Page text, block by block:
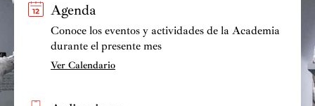
Agenda
Conoce los eventos y actividades de la Academia
durante el presente mes
Ver Calendario